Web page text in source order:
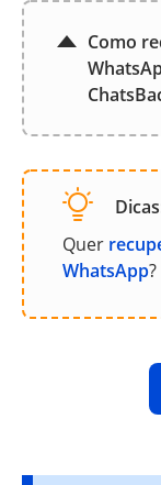
Como
Quer
WhatsApp